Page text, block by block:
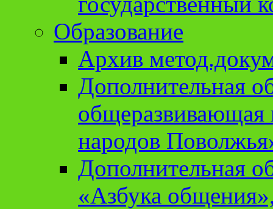
Образование
Архив
Дополнительная
народов
Дополнительная
«Азбука